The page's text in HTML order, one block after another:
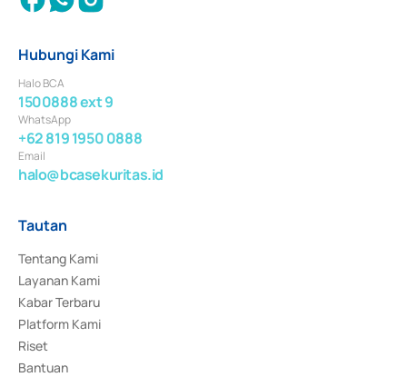
Hubungi Kami
Halo BCA
1500888 ext 9
WhatsApp
+62 819 1950 0888
Email
halo@bcasekuritas.id
Tautan
Tentang Kami
Layanan Kami
Kabar Terbaru
Platform Kami
Riset
Bantuan